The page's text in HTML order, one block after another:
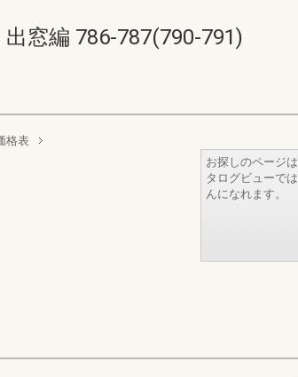
窓編 786-787(790-791)
格表
お探しのページ
タログビューで
んになれます。